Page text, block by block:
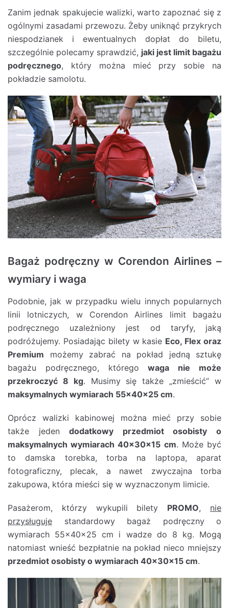
Zanim jednak spakujecie walizki, warto zapoznać się z
ogólnymi zasadami przewozu. Żeby uniknąć przykrych
niespodzianek i ewentualnych dopłat do biletu,
szczególnie polecamy sprawdzić, jaki jest limit bagażu
podręcznego, który można mieć przy sobie na
pokładzie samolotu.
Bagaż podręczny w Corendon Airlines –
wymiary i waga
Podobnie, jak w przypadku wielu innych popularnych
linii lotniczych, w Corendon Airlines limit bagażu
podręcznego uzależniony jest od taryfy, jaką
podróżujemy. Posiadając bilety w kasie Eco, Flex oraz
Premium możemy zabrać na pokład jedną sztukę
bagażu podręcznego, któregowaga nie może
przekroczyć 8 kg. Musimy się także „zmieścić” w
maksymalnych wymiarach 55x40x25 cm.
Oprócz walizki kabinowej można mieć przy sobie
także jedendodatkowy przedmiot osobisty o
maksymalnych wymiarach 40x30x15 cm. Może być
to damska torebka, torba na laptopa, aparat
fotograficzny, plecak, a nawet zwyczajna torba
zakupowa, która mieści się w wyznaczonym limicie.
Pasażerom, którzy wykupili bilety PROMO, nie
przysługuje standardowy bagaż podręczny o
wymiarach 55x40x25 cm i wadze do 8 kg. Mogą
natomiast wnieść bezpłatnie na pokład nieco mniejszy
przedmiot osobisty o wymiarach 40x30x15 cm.